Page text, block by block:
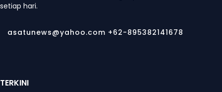
setiap hari.
asatunews@yahoo.com +62-895382141678
TERKINI